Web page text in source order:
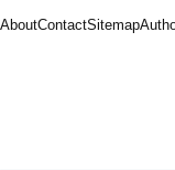
AboutContactSitemap